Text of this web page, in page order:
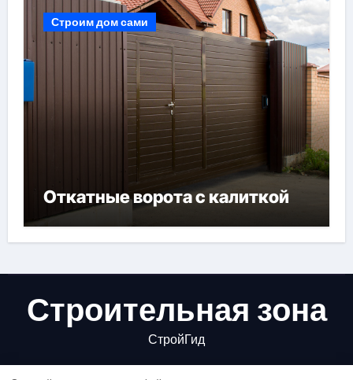
Строим дом сами
Откатные ворота с калиткой
Строительная зона
СтройГид